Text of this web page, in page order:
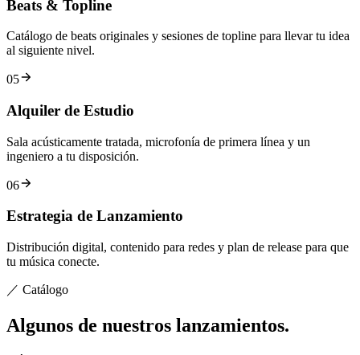
Beats & Topline
Catálogo de beats originales y sesiones de topline para llevar tu idea
al siguiente nivel.
05
Alquiler de Estudio
Sala acústicamente tratada, microfonía de primera línea y un
ingeniero a tu disposición.
06
Estrategia de Lanzamiento
Distribución digital, contenido para redes y plan de release para que
tu música conecte.
／ Catálogo
Algunos de nuestros lanzamientos.